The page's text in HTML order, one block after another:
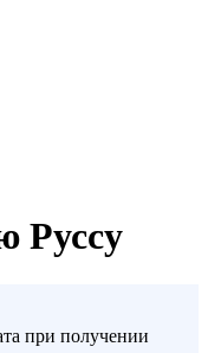
Руссу
при получении